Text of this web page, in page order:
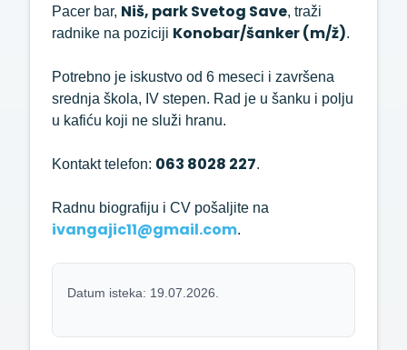
Pacer bar, Niš, park Svetog Save, traži
radnike na poziciji Konobar/šanker (m/ž).
Potrebno je iskustvo od 6 meseci i završena
srednja škola, IV stepen. Rad je u šanku i polju
u kafiću koji ne služi hranu.
Kontakt telefon: 063 8028 227.
Radnu biografiju i CV pošaljite na
ivangajic11@gmail.com.
Datum isteka: 19.07.2026.